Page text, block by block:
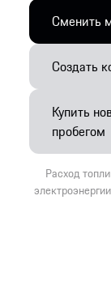
Сменить
Создать
Купить
пробегом
Расход